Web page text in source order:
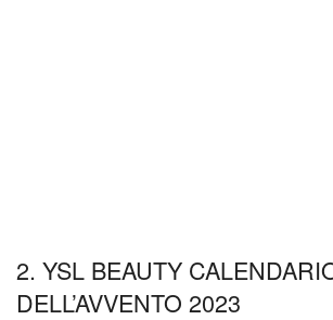
2. YSL BEAUTY
DELL’AVVENTO 2023